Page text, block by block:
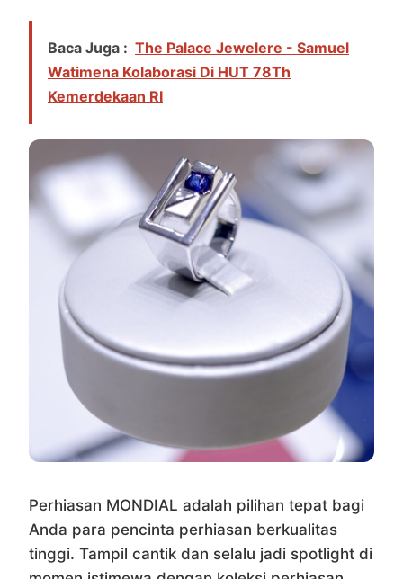
Baca Juga : The Palace Jewelere - Samuel
Watimena Kolaborasi Di HUT 78Th
Kemerdekaan RI
Perhiasan MONDIAL adalah pilihan tepat bagi
Anda para pencinta perhiasan berkualitas
tinggi. Tampil cantik dan selalu jadi spotlight di